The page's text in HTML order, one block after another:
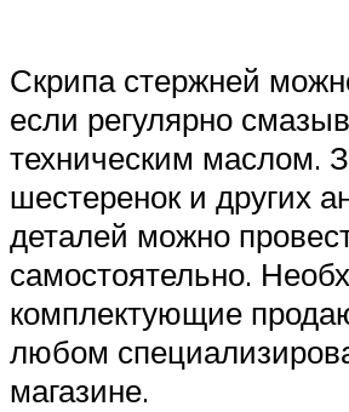
Скрипа стержней
если регулярно
техническим маслом.
шестеренок и других
деталей можно
самостоятельно.
комплектующие
любом
магазине.